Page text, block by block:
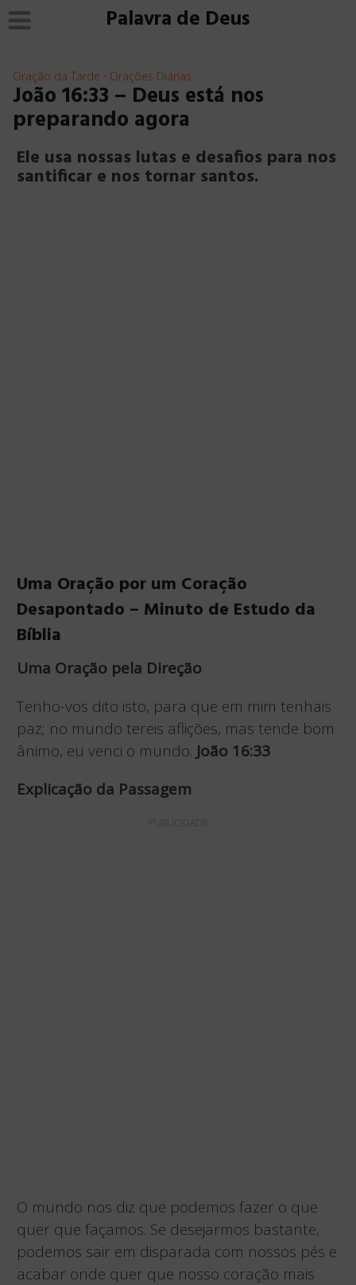
Palavra de Deus
Oração da Tarde • Orações Diárias
João 16:33 – Deus está nos
preparando agora
Ele usa nossas lutas e desafios para nos
santificar e nos tornar santos.
Uma Oração por um Coração
Desapontado – Minuto de Estudo da
Bíblia
Uma Oração pela Direção
Tenho-vos dito isto, para que em mim tenhais
paz; no mundo tereis aflições, mas tende bom
ânimo, eu venci o mundo. João 16:33
Explicação da Passagem
PUBLICIDADE
O mundo nos diz que podemos fazer o que
quer que façamos. Se desejarmos bastante,
podemos sair em disparada com nossos pés e
acabar onde quer que nosso coração mais